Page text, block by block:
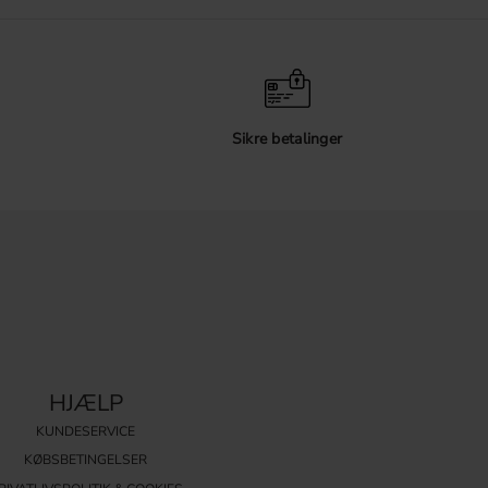
Sikre betalinger
HJÆLP
KUNDESERVICE
KØBSBETINGELSER